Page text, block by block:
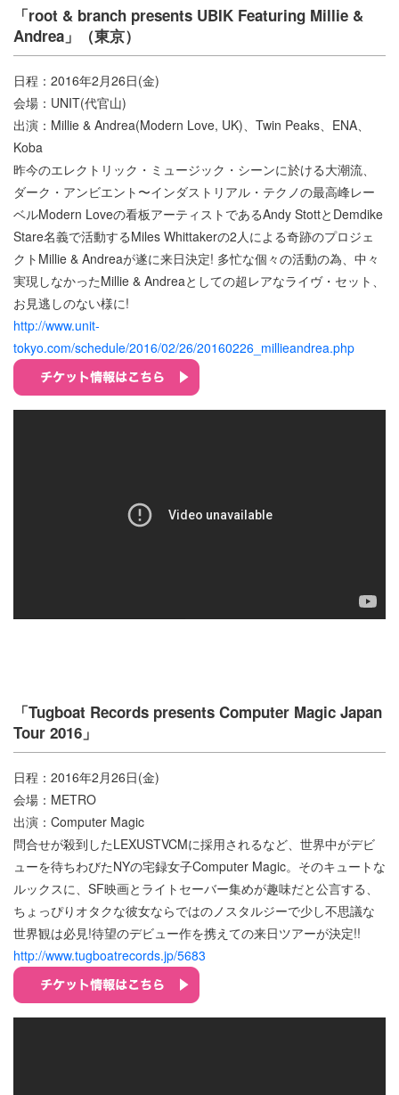
「root & branch presents UBIK Featuring Millie &
Andrea」（東京）
日程：2016年2月26日(金)
会場：UNIT(代官山)
出演：Millie & Andrea(Modern Love, UK)、Twin Peaks、ENA、
Koba
昨今のエレクトリック・ミュージック・シーンに於ける大潮流、
ダーク・アンビエント〜インダストリアル・テクノの最高峰レー
ベルModern Loveの看板アーティストであるAndy StottとDemdike
Stare名義で活動するMiles Whittakerの2人による奇跡のプロジェ
クトMillie & Andreaが遂に来日決定! 多忙な個々の活動の為、中々
実現しなかったMillie & Andreaとしての超レアなライヴ・セット、
お見逃しのない様に!
http://www.unit-
tokyo.com/schedule/2016/02/26/20160226_millieandrea.php
「Tugboat Records presents Computer Magic Japan
Tour 2016」
日程：2016年2月26日(金)
会場：METRO
出演：Computer Magic
問合せが殺到したLEXUSTVCMに採用されるなど、世界中がデビ
ューを待ちわびたNYの宅録女子Computer Magic。そのキュートな
ルックスに、SF映画とライトセーバー集めが趣味だと公言する、
ちょっぴりオタクな彼女ならではのノスタルジーで少し不思議な
世界観は必見!待望のデビュー作を携えての来日ツアーが決定!!
http://www.tugboatrecords.jp/5683